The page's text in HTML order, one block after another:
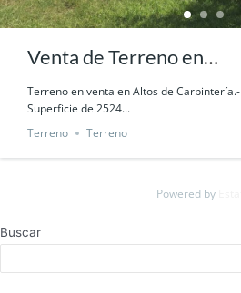
Venta de Terreno en
Carpinteria
Terreno en venta en Altos de Carpintería.-
Superficie de 2524...
Terreno Terreno
Powered by
Buscar